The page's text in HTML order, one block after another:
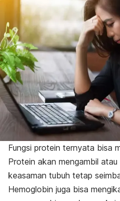
Fungsi protein ternyata bisa
Protein akan mengambil
keasaman tubuh tetap
Hemoglobin juga bisa